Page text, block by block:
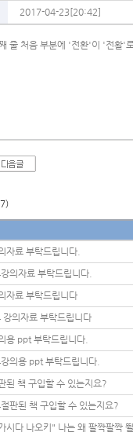
2017-04-23[20:42]
줄 처음 부분에 '전환'이 '전활'
자료 부탁드립니다.
강의자료 부탁드립니다.
자료 부탁드립니다
강의자료 부탁드립니다
용 ppt 부탁드립니다.
강의용 ppt 부탁드립니다.
된 책 구입할 수 있는지요?
절판된 책 구입할 수 있는지요?
시다 나오키" 나는 왜 팔짝팔짝